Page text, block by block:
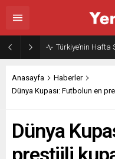
Gazze’nin
Anasayfa
Haberler
Dünya Kupası: Futbolun en
Dünya
prestijli